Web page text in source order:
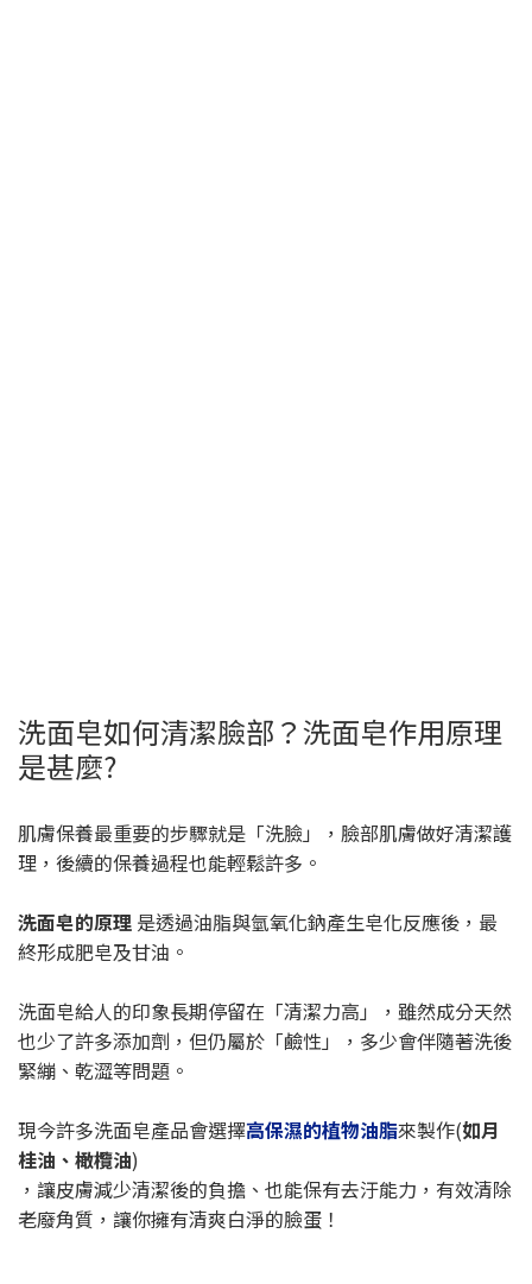
洗面皂如何清潔臉部？洗面皂作用原理
是甚麼?
肌膚保養最重要的步驟就是「洗臉」，臉部肌膚做好清潔護
理，後續的保養過程也能輕鬆許多。
洗面皂的原理 是透過油脂與氫氧化鈉產生皂化反應後，最
終形成肥皂及甘油。
洗面皂給人的印象長期停留在「清潔力高」，雖然成分天然
也少了許多添加劑，但仍屬於「鹼性」，多少會伴隨著洗後
緊繃、乾澀等問題。
現今許多洗面皂產品會選擇高保濕的植物油脂來製作(如月
桂油、橄欖油)
，讓皮膚減少清潔後的負擔、也能保有去汙能力，有效清除
老廢角質，讓你擁有清爽白淨的臉蛋！